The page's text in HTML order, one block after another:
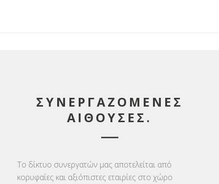
ΣΥΝΕΡΓΑΖΟΜΕΝΕΣ
ΑΙΘΟΥΣΕΣ.
Το δίκτυο συνεργατών μας αποτελείται από
κορυφαίες και αξιόπιστες εταιρίες στο χώρο